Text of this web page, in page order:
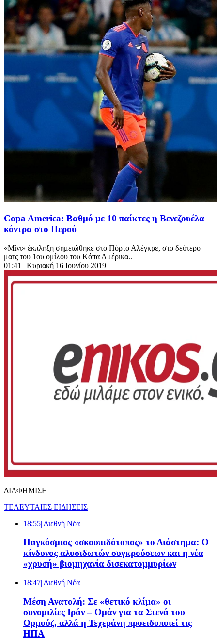
Copa America: Βαθμό με 10 παίκτες η Βενεζουέλα
κόντρα στο Περού
«Μίνι» έκπληξη σημειώθηκε στο Πόρτο Αλέγκρε, στο δεύτερο
ματς του 1ου ομίλου του Κόπα Αμέρικα..
01:41 | Κυριακή 16 Ιουνίου 2019
ΔΙΑΦΗΜΙΣΗ
ΤΕΛΕΥΤΑΙΕΣ ΕΙΔΗΣΕΙΣ
18:55| Διεθνή Νέα
Παγκόσμιος «σκουπιδότοπος» το Διάστημα: Ο
κίνδυνος αλυσιδωτών συγκρούσεων και η νέα
«χρυσή» βιομηχανία δισεκατομμυρίων
18:47| Διεθνή Νέα
Μέση Ανατολή: Σε «θετικό κλίμα» οι
συνομιλίες Ιράν – Ομάν για τα Στενά του
Ορμούζ, αλλά η Τεχεράνη προειδοποιεί τις
ΗΠΑ